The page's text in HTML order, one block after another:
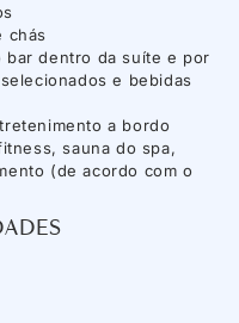
chás
bar dentro da suíte e por
e bebidas
a bordo
sauna do spa,
(de acordo com o